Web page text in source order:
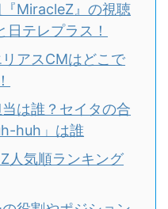
MiracleZ』の視聴
テレプラス！
アスCMはどこで
は誰？セイタの合
huh」は誰
人気順ランキング